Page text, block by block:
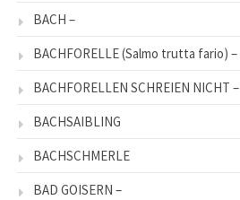
BACH –
BACHFORELLE (Salmo trutta fario) –
BACHFORELLEN SCHREIEN NICHT –
BACHSAIBLING
BACHSCHMERLE
BAD GOISERN –